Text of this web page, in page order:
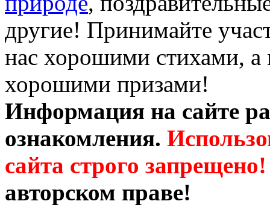
другие! Принимайте
нас хорошими стихами, а
хорошими призами!
Информация на сайте
ознакомления.
сайта строго запрещено!
авторском праве!